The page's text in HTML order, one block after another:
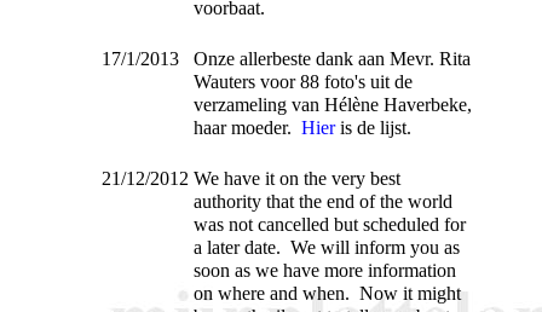
voorbaat.
17/1/2013
Onze allerbeste dank aan Mevr. Rita
Wauters voor 88 foto's uit de
verzameling van Hélène Haverbeke,
haar moeder. Hieris de lijst.
21/12/2012 We have it on the very best
authority that the end of the world
was not cancelled but scheduled for
a later date. We will inform you as
soon as we have more information
on where and when. Now it might